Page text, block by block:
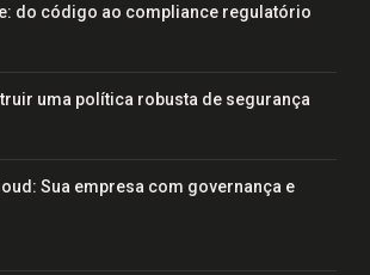
do código ao compliance regulatório
uma política robusta de segurança
Sua empresa com governança e